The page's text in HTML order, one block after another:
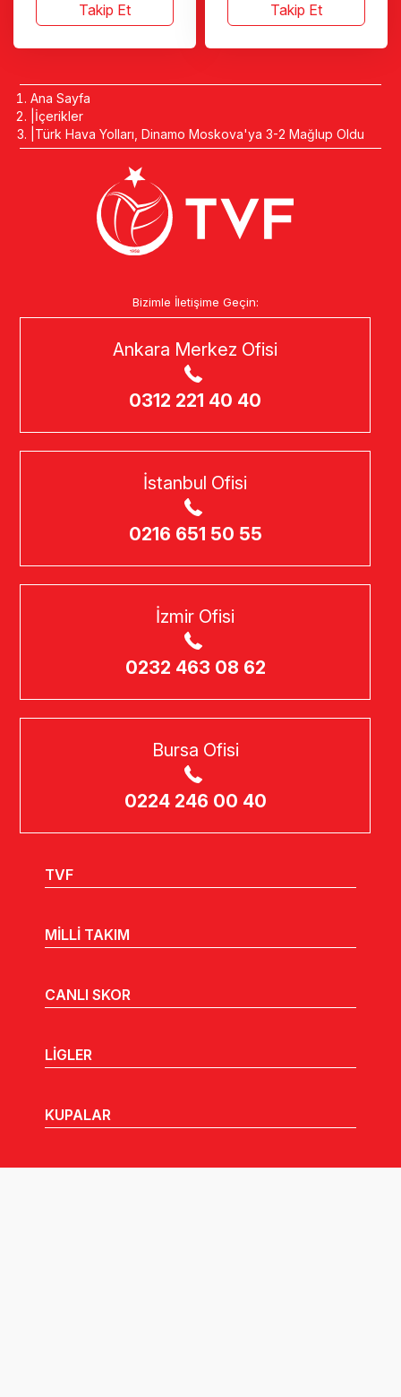
Takip Et Takip Et
Ana Sayfa
İçerikler
Türk Hava Yolları, Dinamo Moskova'ya 3-2 Mağlup Oldu
Bizimle İletişime Geçin:
Ankara Merkez Ofisi
0312 221 40 40
İstanbul Ofisi
0216 651 50 55
İzmir Ofisi
0232 463 08 62
Bursa Ofisi
0224 246 00 40
TVF
MİLLİ TAKIM
CANLI SKOR
LİGLER
KUPALAR